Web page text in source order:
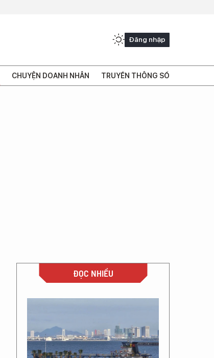
Đăng nhập
CHUYỆN DOANH NHÂN TRUYỀN THÔNG SỐ
ĐỌC NHIỀU